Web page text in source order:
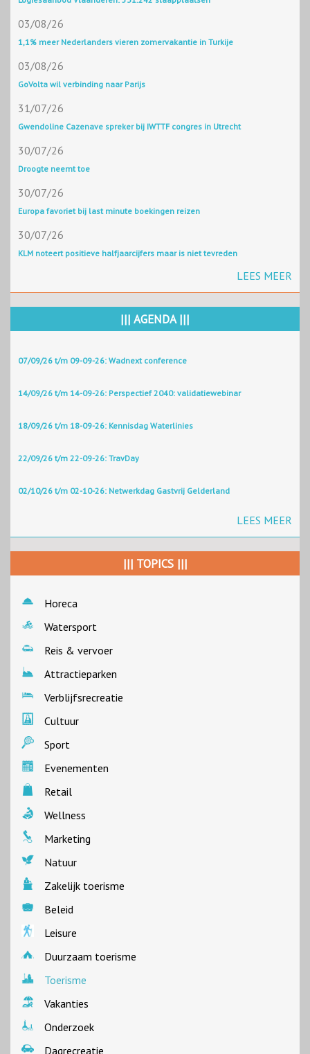
03/08/26
1,1% meer Nederlanders vieren zomervakantie in Turkije
03/08/26
GoVolta wil verbinding naar Parijs
31/07/26
Gwendoline Cazenave spreker bij IWTTF congres in Utrecht
30/07/26
Droogte neemt toe
30/07/26
Europa favoriet bij last minute boekingen reizen
30/07/26
KLM noteert positieve halfjaarcijfers maar is niet tevreden
LEES MEER
||| AGENDA |||
07/09/26 t/m 09-09-26: Wadnext conference
14/09/26 t/m 14-09-26: Perspectief 2040: validatiewebinar
18/09/26 t/m 18-09-26: Kennisdag Waterlinies
22/09/26 t/m 22-09-26: TravDay
02/10/26 t/m 02-10-26: Netwerkdag Gastvrij Gelderland
LEES MEER
||| TOPICS |||
Horeca
Watersport
Reis & vervoer
Attractieparken
Verblijfsrecreatie
Cultuur
Sport
Evenementen
Retail
Wellness
Marketing
Natuur
Zakelijk toerisme
Beleid
Leisure
Duurzaam toerisme
Toerisme
Vakanties
Onderzoek
Dagrecreatie